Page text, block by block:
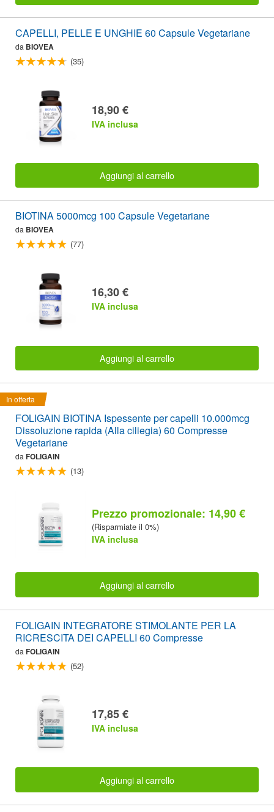
CAPELLI, PELLE E UNGHIE 60 Capsule Vegetariane
da BIOVEA
(35)
18,90 €
IVA inclusa
Aggiungi al carrello
BIOTINA 5000mcg 100 Capsule Vegetariane
da BIOVEA
(77)
16,30 €
IVA inclusa
Aggiungi al carrello
In offerta
FOLIGAIN BIOTINA Ispessente per capelli 10.000mcg
Dissoluzione rapida (Alla ciliegia) 60 Compresse
Vegetariane
da FOLIGAIN
(13)
Prezzo promozionale: 14,90 €
(Risparmiate il 0%)
IVA inclusa
Aggiungi al carrello
FOLIGAIN INTEGRATORE STIMOLANTE PER LA
RICRESCITA DEI CAPELLI 60 Compresse
da FOLIGAIN
(52)
17,85 €
IVA inclusa
Aggiungi al carrello